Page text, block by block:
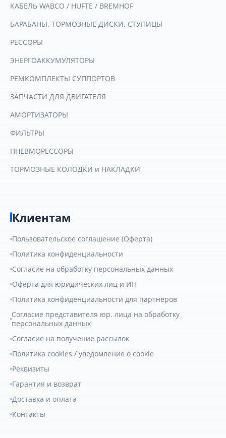
КАБЕЛЬ WABCO / HUFTE / BREMHOF
БАРАБАНЫ. ТОРМОЗНЫЕ ДИСКИ. СТУПИЦЫ
РЕССОРЫ
ЭНЕРГОАККУМУЛЯТОРЫ
РЕМКОМПЛЕКТЫ СУППОРТОВ
ЗАПЧАСТИ ДЛЯ ДВИГАТЕЛЯ
АМОРТИЗАТОРЫ
ФИЛЬТРЫ
ПНЕВМОРЕССОРЫ
ТОРМОЗНЫЕ КОЛОДКИ и НАКЛАДКИ
Клиентам
Пользовательское соглашение (Оферта)
Политика конфиденциальности
Согласие на обработку персональных данных
Оферта для юридических лиц и ИП
Политика конфиденциальности для партнёров
Согласие представителя юр. лица на обработку
персональных данных
Согласие на получение рассылок
Политика cookies / уведомление о cookie
Реквизиты
Гарантия и возврат
Доставка и оплата
Контакты